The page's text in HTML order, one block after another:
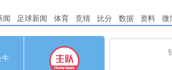
闻 足球新闻 体育 竞猜 比分 数据 资料 微
牛
1.电脑端新用户可